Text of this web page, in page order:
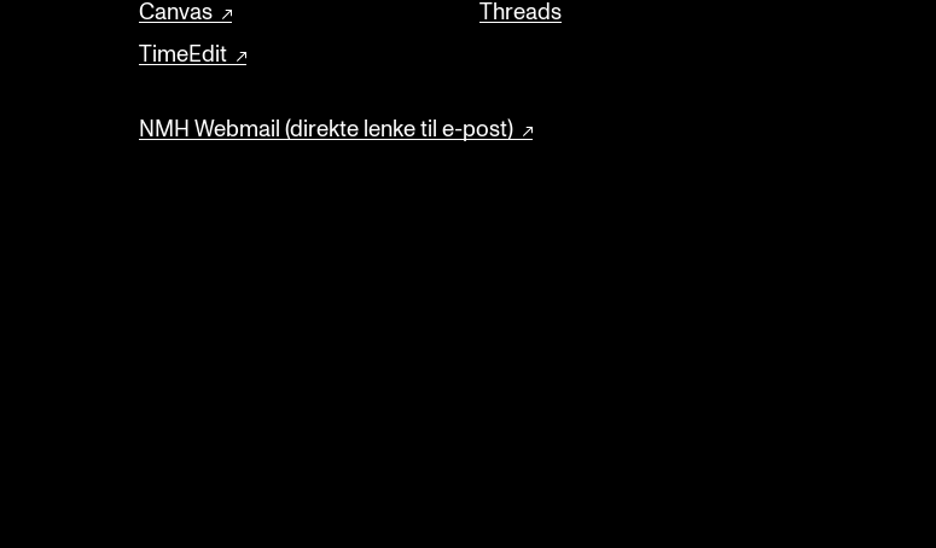
Canvas
TimeEdit
NMH Webmail (direkte lenke til e-post)
Threads